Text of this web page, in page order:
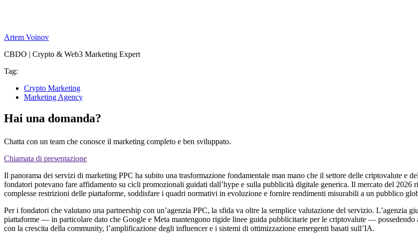
Artem Voinov
CBDO | Crypto & Web3 Marketing Expert
Tag:
Crypto Marketing
Marketing Agency
Hai una domanda?
Chatta con un team che conosce il marketing completo e ben sviluppato.
Chiamata di presentazione
Il panorama dei servizi di marketing PPC ha subito una trasformazione fondamentale man mano che il settore delle criptovalute e
fondatori potevano fare affidamento su cicli promozionali guidati dall’hype e sulla pubblicità digitale generica. Il mercato del 2026
complesse restrizioni delle piattaforme, soddisfare i quadri normativi in evoluzione e fornire rendimenti misurabili a un pubblico
Per i fondatori che valutano una partnership con un’agenzia PPC, la sfida va oltre la semplice valutazione del servizio. L’agenzia
piattaforme — in particolare dato che Google e Meta mantengono rigide linee guida pubblicitarie per le criptovalute — possedendo
con la crescita della community, l’amplificazione degli influencer e i sistemi di ottimizzazione emergenti basati sull’IA.